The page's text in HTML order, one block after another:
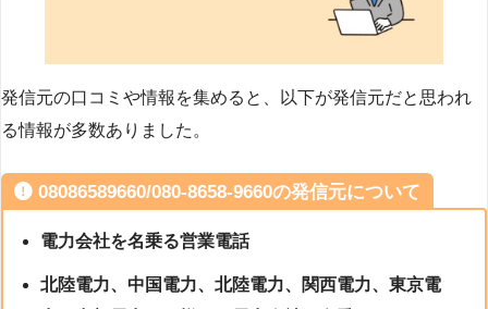
発信元の口コミや情報を集めると、以下が発信元だと思われ
る情報が多数ありました。
08086589660/080-8658-9660の発信元について
電力会社を名乗る営業電話
北陸電力、中国電力、北陸電力、関西電力、東京電